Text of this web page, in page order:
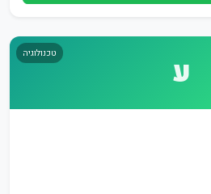
ע טכנולוגיה